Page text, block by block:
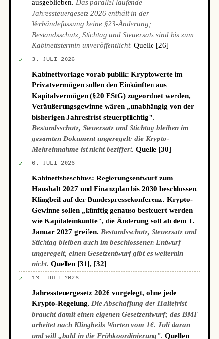
ausgeblieben. Das parallel laufende
Jahressteuergesetz 2026 enthält in der
Verbändefassung keine §23-Änderung;
Bestandsschutz, Stichtag und Steuersatz sind bis zum
Kabinettstermin unveröffentlicht. Quelle [26]
✓ 3. JULI 2026
Kabinettvorlage vorab publik: Kryptowerte im
Privatvermögen sollen den Einkünften aus
Kapitalvermögen (§20 EStG) zugeordnet werden,
Veräußerungsgewinne wären „unabhängig von der
bisherigen Jahresfrist steuerpflichtig".
Bestandsschutz, Steuersatz und Stichtag bleiben im
gesamten Dokument ungeregelt; die Krypto-
Mehreinnahme ist nicht beziffert. Quelle [30]
✓ 6. JULI 2026
Kabinettsbeschluss: Regierungsentwurf zum
Haushalt 2027 und Finanzplan bis 2030 beschlossen.
Klingbeil auf der Bundespressekonferenz: Krypto-
Gewinne sollen „künftig genauso besteuert werden
wie Kapitaleinkünfte", die Änderung soll ab dem 1.
Januar 2027 greifen. Bestandsschutz, Steuersatz und
Stichtag bleiben auch im beschlossenen Entwurf
ungeregelt; einen Gesetzentwurf gibt es weiterhin
nicht. Quellen [31], [32]
✓ 13. JULI 2026
Jahressteuergesetz 2026 vorgelegt, ohne jede
Krypto-Regelung. Die Abschaffung der Haltefrist
braucht damit einen eigenen Gesetzentwurf; das BMF
arbeitet nach Klingbeils Worten vom 16. Juli daran
und will „bald in die Frühkoordinierung". Quellen